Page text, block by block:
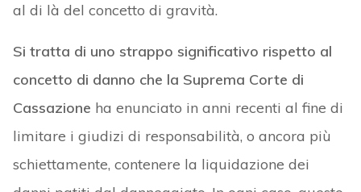
al di là del concetto di gravità.
Si tratta di uno strappo significativo rispetto al
concetto di danno che la Suprema Corte di
Cassazione ha enunciato in anni recenti al fine di
limitare i giudizi di responsabilità, o ancora più
schiettamente, contenere la liquidazione dei